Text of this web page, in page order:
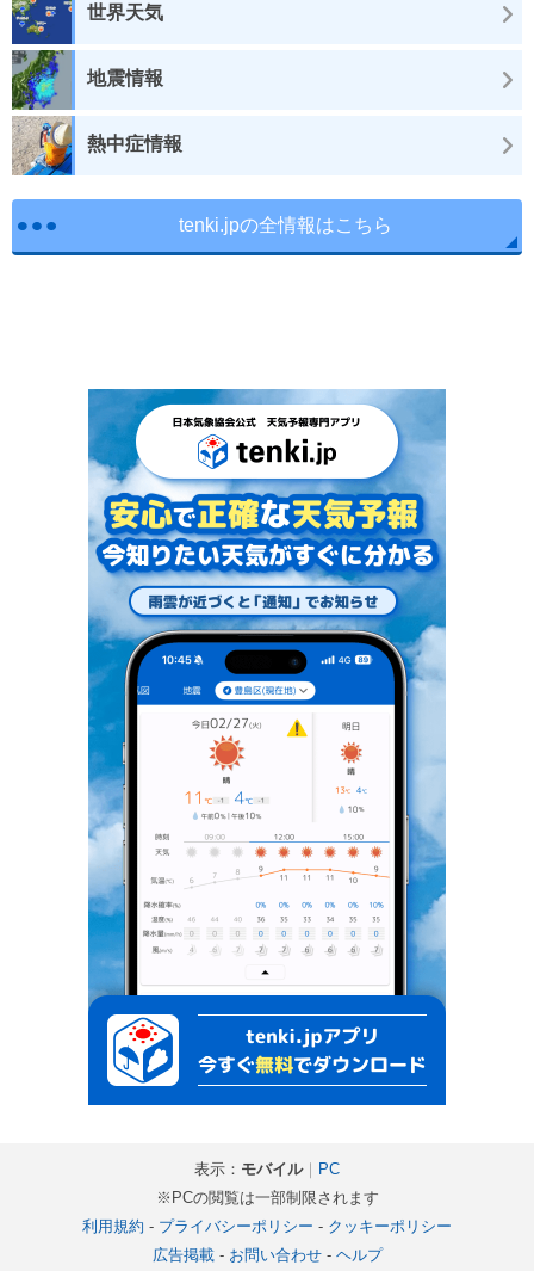
世界天気
地震情報
熱中症情報
tenki.jpの全情報はこちら
表示： モバイル｜ PC
※PCの閲覧は一部制限されます
利用規約 - プライバシーポリシー - クッキーポリシー
広告掲載- お問い合わせ- ヘルプ